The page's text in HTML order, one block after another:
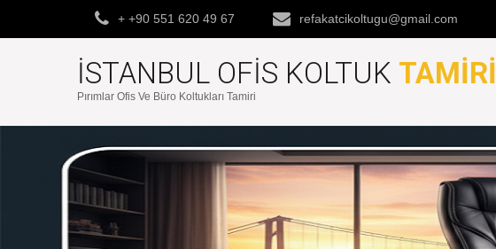
+ +90 551 620 49 67 refakatcikoltugu@gmail.com
İSTANBUL OFIS KOLTUK TAMIRI
Pırımlar Ofis Ve Büro Koltukları Tamiri